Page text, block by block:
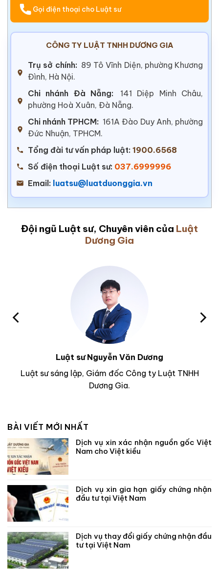
Gọi điện thoại cho Luật sư
CÔNG TY LUẬT TNHH DƯƠNG GIA
Trụ sở chính: 89 Tô Vĩnh Diện, phường Khương
Đình, Hà Nội.
Chi nhánh Đà Nẵng:
141 Diệp Minh Châu,
phường Hoà Xuân, Đà Nẵng.
Chi nhánh TPHCM: 161A Đào Duy Anh, phường
Đức Nhuận, TPHCM.
Tổng đài tư vấn pháp luật: 1900.6568
Số điện thoại Luật sư: 037.6999996
Email: luatsu@luatduonggia.vn
Đội ngũ Luật sư, Chuyên viên của Luật
Dương Gia
Luật sư Nguyễn Văn Dương
Luật sư sáng lập, Giám đốc Công ty Luật TNHH
Dương Gia.
BÀI VIẾT MỚI NHẤT
Dịch vụ xin xác nhận nguồn gốc Việt
Nam cho Việt kiều
Dịch vụ xin gia hạn giấy chứng nhận
đầu tư tại Việt Nam
Dịch vụ thay đổi giấy chứng nhận đầu
tư tại Việt Nam